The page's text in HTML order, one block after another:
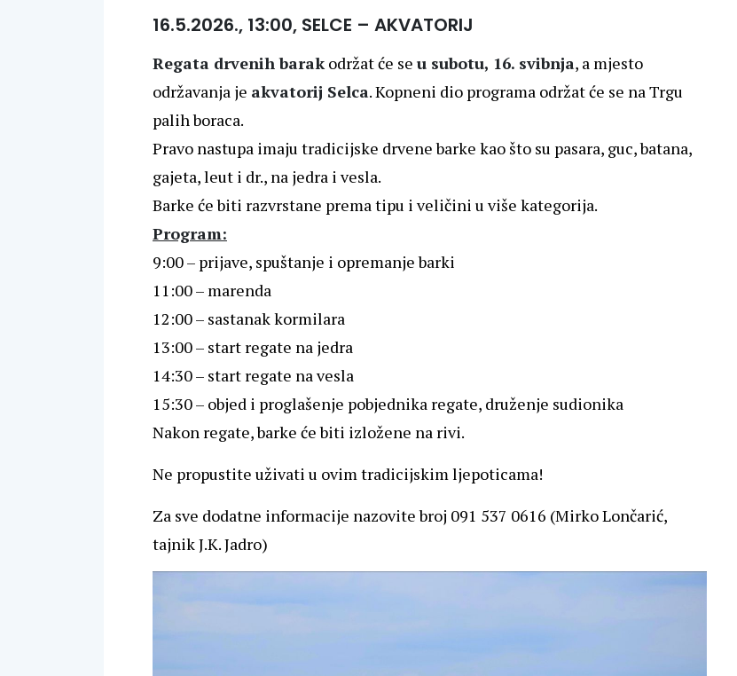
16.5.2026., 13:00, SELCE – AKVATORIJ
Regata drvenih barak održat će se u subotu, 16. svibnja, a mjesto
održavanja je akvatorij Selca. Kopneni dio programa održat će se na Trgu
palih boraca.
Pravo nastupa imaju tradicijske drvene barke kao što su pasara, guc, batana,
gajeta, leut i dr., na jedra i vesla.
Barke će biti razvrstane prema tipu i veličini u više kategorija.
Program:
9:00 – prijave, spuštanje i opremanje barki
11:00 – marenda
12:00 – sastanak kormilara
13:00 – start regate na jedra
14:30 – start regate na vesla
15:30 – objed i proglašenje pobjednika regate, druženje sudionika
Nakon regate, barke će biti izložene na rivi.
Ne propustite uživati u ovim tradicijskim ljepoticama!
Za sve dodatne informacije nazovite broj 091 537 0616 (Mirko Lončarić,
tajnik J.K. Jadro)